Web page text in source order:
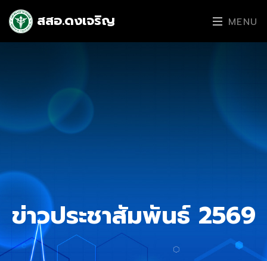
สสอ.ดงเจริญ MENU
ข่าวประชาสัมพันธ์ 2569